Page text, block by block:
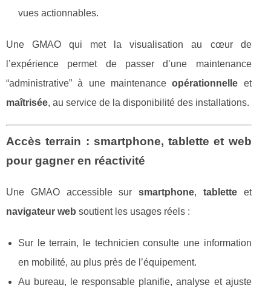
vues actionnables.
Une GMAO qui met la visualisation au cœur de
l’expérience permet de passer d’une maintenance
“administrative” à une maintenanceopérationnelle et
maîtrisée, au service de la disponibilité des installations.
Accès terrain : smartphone, tablette et web
pour gagner en réactivité
Une GMAO accessible sursmartphone, tabletteet
navigateur web soutient les usages réels :
Sur le terrain, le technicien consulte une information
en mobilité, au plus près de l’équipement.
Au bureau, le responsable planifie, analyse et ajuste